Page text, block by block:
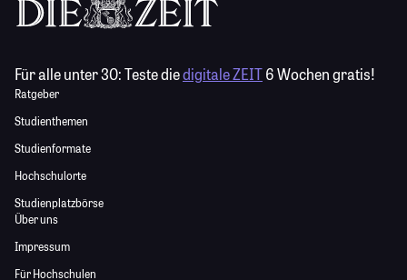
Für alle unter 30:Teste diedigitale ZEIT6 Wochen gratis!
Ratgeber
Studienthemen
Studienformate
Hochschulorte
Studienplatzbörse
Über uns
Impressum
Für Hochschulen